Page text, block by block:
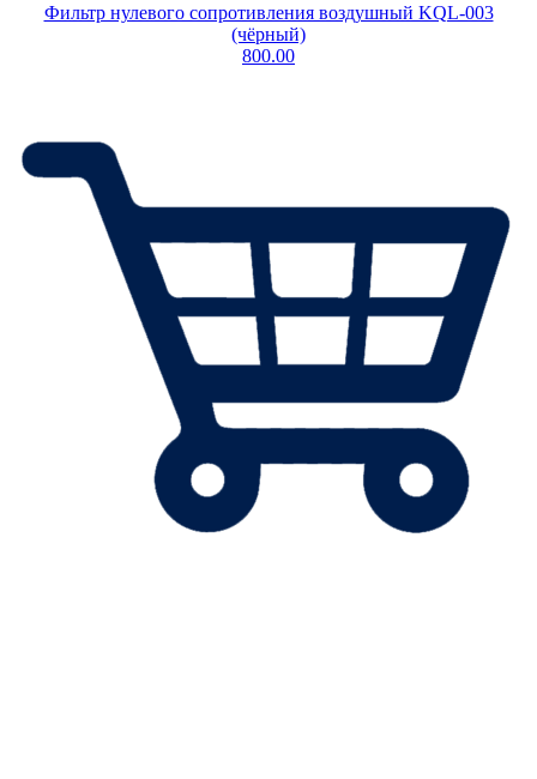
Фильтр нулевого сопротивления воздушный KQL-003
(чёрный)
800.00